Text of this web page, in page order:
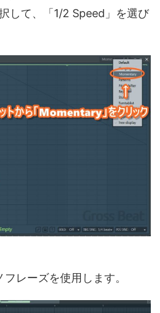
して、「1/2 Speed」を選び
レーズを使用します。